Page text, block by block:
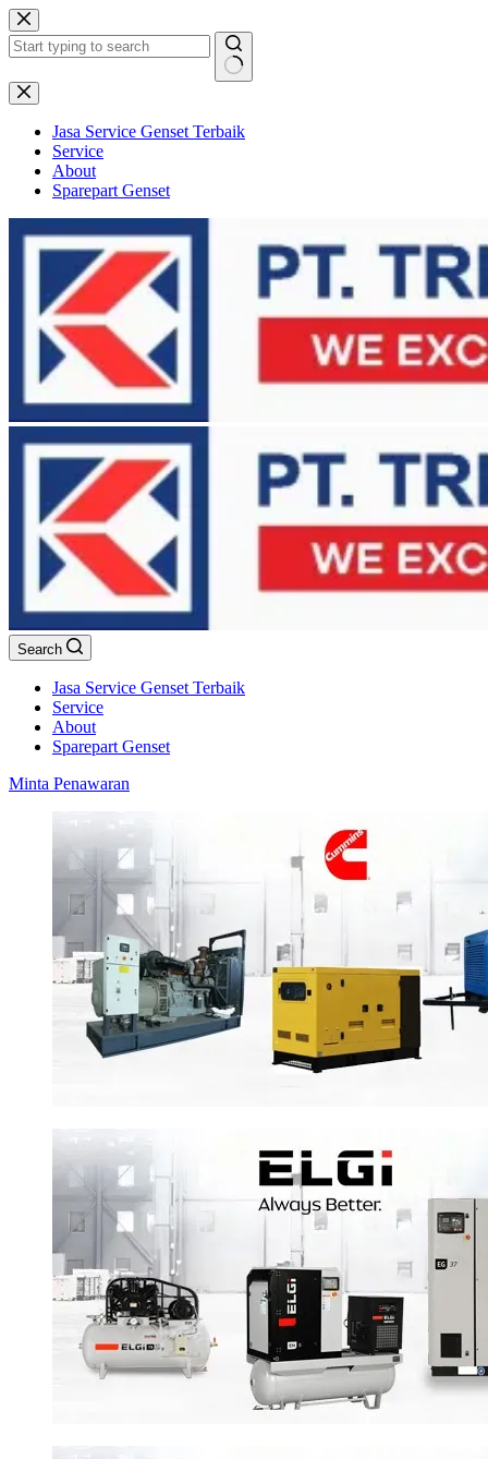
Skip
to
content
No
results
Jasa Service Genset Terbaik
Service
About
Sparepart Genset
Search
Jasa Service Genset Terbaik
Service
About
Sparepart Genset
Minta Penawaran